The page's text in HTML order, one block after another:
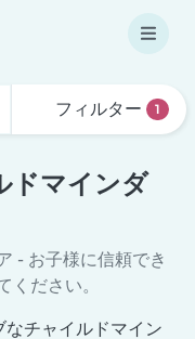
フィルター 1
ドマインダ
- お子様に信頼でき
ください。
なチャイルドマイン